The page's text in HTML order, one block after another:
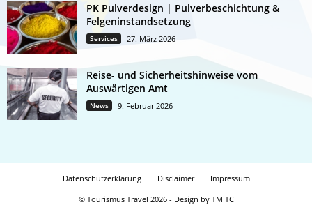
PK Pulverdesign | Pulverbeschichtung &
Felgeninstandsetzung
Services 27. März 2026
Reise- und Sicherheitshinweise vom
Auswärtigen Amt
News 9. Februar 2026
Datenschutzerklärung Disclaimer
Impressum
© Tourismus Travel 2026 - Design by TMITC